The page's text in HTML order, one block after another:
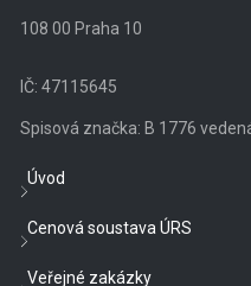
108 00 Praha 10
IČ: 47115645
Spisová značka: B 1776
Úvod
Cenová soustava ÚRS
Veřejné zakázky